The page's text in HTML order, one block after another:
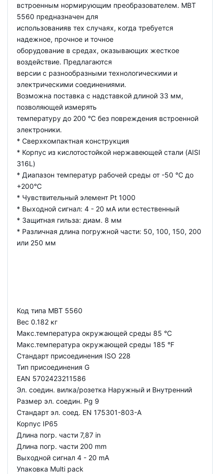
встроенным нормирующим преобразователем. MBT
5560 предназначен для
использованияв тех случаях, когда требуется
надежное, прочное и точное
оборудование в средах, оказывающих жесткое
воздействие. Предлагаются
версии с разнообразными технологическими и
электрическими соединениями.
Возможна поставка с надставкой длиной 33 мм,
позволяющей измерять
температуру до 200 °С без повреждения встроенной
электроники.
* Сверхкомпактная конструкция
* Корпус из кислотостойкой нержавеющей стали (AISI
316L)
* Диапазон температур рабочей среды от -50 °C до
+200°C
* Чувствительный элемент Pt 1000
* Выходной сигнал: 4 - 20 мА или естественный
* Защитная гильза: диам. 8 мм
* Различная длина погружной части: 50, 100, 150, 200
или 250 мм
Код типа MBT 5560
Вес 0.182 кг
Макс.температура окружающей среды 85 °C
Макс.температура окружающей среды 185 °F
Стандарт присоединения ISO 228
Тип присоединения G
EAN 5702423211586
Эл. соедин. вилка/розетка Наружный и Внутренний
Размер эл. соедин. Pg 9
Стандарт эл. соед. EN 175301-803-A
Корпус IP65
Длина погр. части 7,87 in
Длина погр. части 200 mm
Выходной сигнал 4 - 20 mA
Упаковка Multi pack